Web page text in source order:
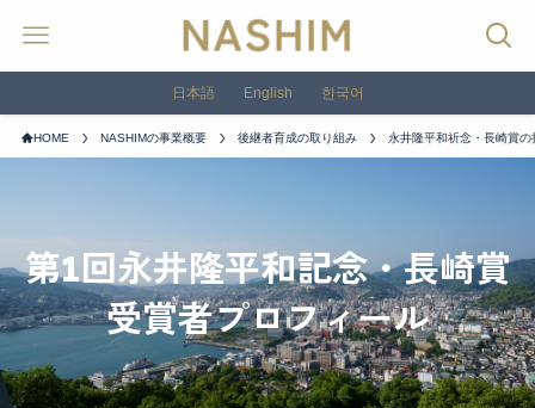
日本語 English 한국어
HOME NASHIMの事業概要 後継者育成の取り組み 永井隆平和祈念・長崎賞の
第1回永井隆平和記念・長崎賞
受賞者プロフィール